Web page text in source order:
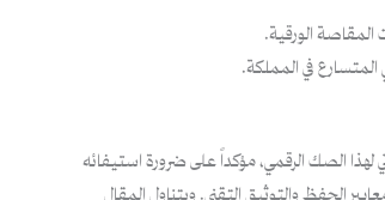
المقاصة الورقية.
المتسارع في المملكة.
الصك الرقمي، مؤكداً على ضرورة استيفائه